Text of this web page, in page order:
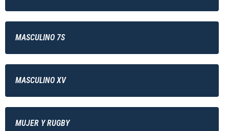
MASCULINO 7S
MASCULINO XV
MUJER Y RUGBY